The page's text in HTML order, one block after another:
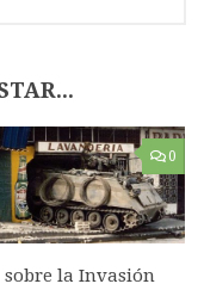
0
sobre la Invasión